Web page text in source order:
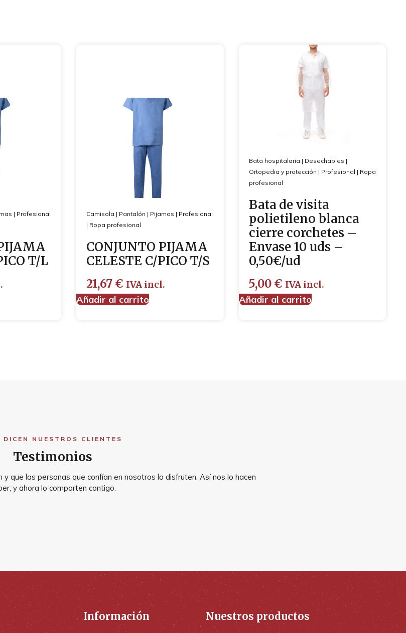
| Profesional
T/L
Camisola | Pantalón | Pijamas | Profesional
| Ropa profesional
CONJUNTO PIJAMA
CELESTE C/PICO T/S
21,67 € IVA incl.
Añadir al carrito
Bata hospitalaria | Desechables |
Ortopedia y protección | Profesional | Ropa
profesional
Bata de visita
polietileno blanca
cierre corchetes –
Envase 10 uds –
0,50€/ud
5,00 € IVA incl.
Añadir al carrito
DICEN NUESTROS CLIENTES
Testimonios
que las personas que confían en nosotros lo disfruten. Así nos lo hacen
y ahora lo comparten contigo.
Información Nuestros productos